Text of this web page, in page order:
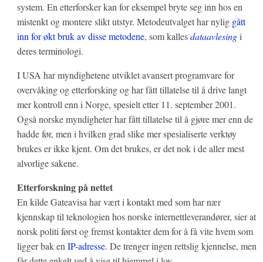
system. En etterforsker kan for eksempel bryte seg inn hos en
mistenkt og montere slikt utstyr. Metodeutvalget har nylig gått
inn for økt bruk av disse metodene, som kallesdataavlesingi
deres terminologi.
I USA har myndighetene utviklet avansert programvare for
overvåking og etterforsking og har fått tillatelse til å drive langt
mer kontroll enn i Norge, spesielt etter 11. september 2001.
Også norske myndigheter har fått tillatelse til å gjøre mer enn de
hadde før, men i hvilken grad slike mer spesialiserte verktøy
brukes er ikke kjent. Om det brukes, er det nok i de aller mest
alvorlige sakene.
Etterforskning på nettet
En kilde Gateavisa har vært i kontakt med som har nær
kjennskap til teknologien hos norske internettleverandører, sier at
norsk politi først og fremst kontakter dem for å få vite hvem som
ligger bak en IP-adresse. De trenger ingen rettslig kjennelse, men